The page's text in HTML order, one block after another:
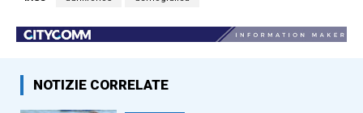
NOTIZIE CORRELATE